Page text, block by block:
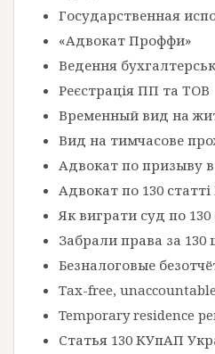
Государственная
«Адвокат Проффи»
Ведення
Реєстрація ПП та ТОВ
Временный вид на
Вид на тимчасове
Адвокат по призыву
Адвокат по 130 статті
Як виграти суд по 130
Забрали права за
Безналоговые
Tax-free,
Temporary residence
Статья 130 КУпАП